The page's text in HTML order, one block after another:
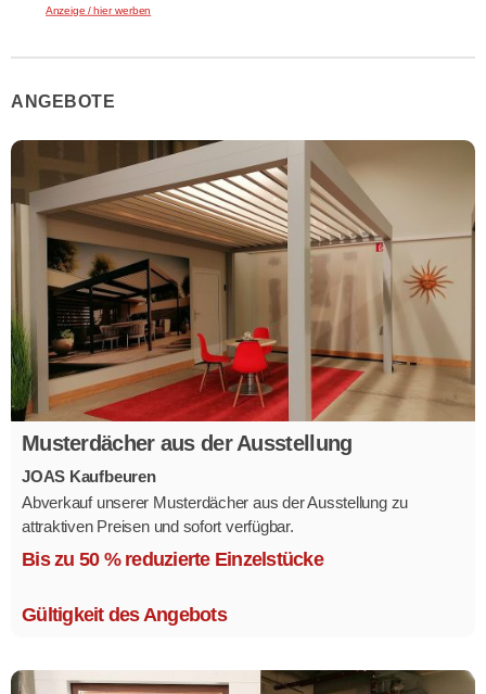
Anzeige / hier werben
ANGEBOTE
Musterdächer aus der Ausstellung
JOAS Kaufbeuren
Abverkauf unserer Musterdächer aus der Ausstellung zu
attraktiven Preisen und sofort verfügbar.
Mehrere Modelle in verschiedenen Ausführungen.
Bis zu 50 % reduzierte Einzelstücke
Gültigkeit des Angebots